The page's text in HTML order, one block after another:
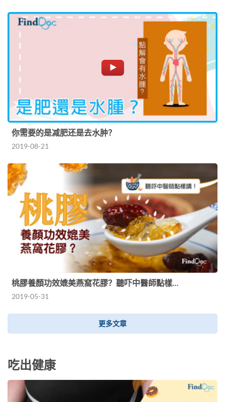
你需要的是减肥还是去水肿？
2019-08-21
桃膠養顏功效媲美燕窩花膠？聽吓中醫師點樣…
2019-05-31
更多文章
吃出健康